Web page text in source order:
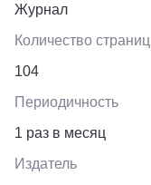
Журнал
Количество страниц
104
Периодичность
1 раз в месяц
Издатель